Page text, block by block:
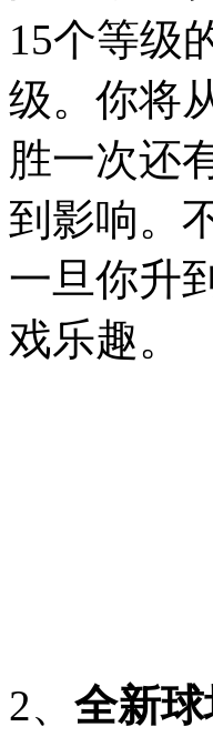
15个等级
级。你将
胜一次还
到影响。
一旦你升
戏乐趣。
2、 全新